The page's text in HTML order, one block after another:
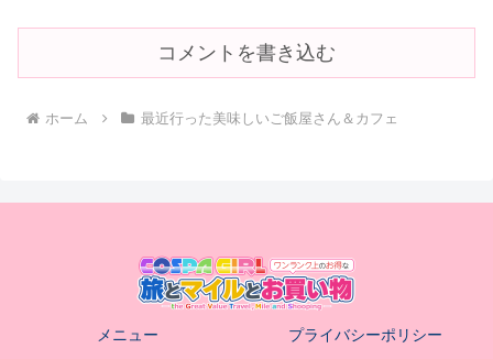
コメントを書き込む
ホーム 最近行った美味しいご飯屋さん＆カフェ
メニュー プライバシーポリシー